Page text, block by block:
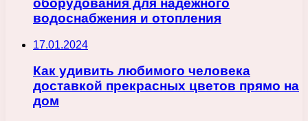
оборудования для надежного
водоснабжения и отопления
17.01.2024
Как удивить любимого человека
доставкой прекрасных цветов прямо на
дом